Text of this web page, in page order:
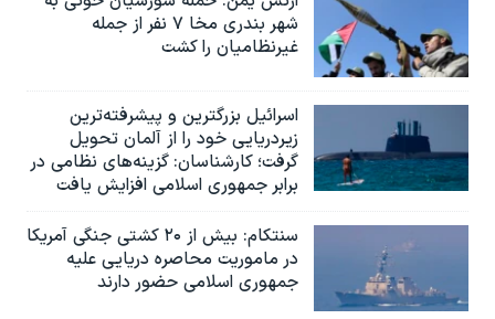
شهر بندری مخا ۷ نفر از جمله
غیرنظامیان را کشت
اسرائيل بزرگترین و پیشرفته‌ترین
زیردریایی خود را از آلمان تحویل
گرفت؛ کارشناسان: گزینه‌های نظامی در
برابر جمهوری اسلامی افزایش یافت
سنتکام: بیش از ۲۰ کشتی جنگی آمریکا
در ماموریت محاصره دریایی علیه
جمهوری اسلامی حضور دارند